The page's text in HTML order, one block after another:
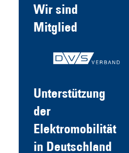
Wir sind
Mitglied
Unterstützung
der
Elektromobilität
in Deutschland